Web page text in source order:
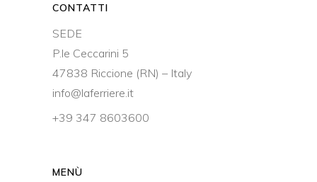
CONTATTI
SEDE
P.le Ceccarini 5
47838 Riccione (RN) – Italy
info@laferriere.it
+39 347 8603600
MENÙ